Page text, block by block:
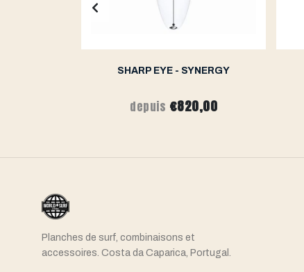
SHARP EYE - SYNERGY
depuis €820,00
Planches de surf, combinaisons et
accessoires. Costa da Caparica, Portugal.